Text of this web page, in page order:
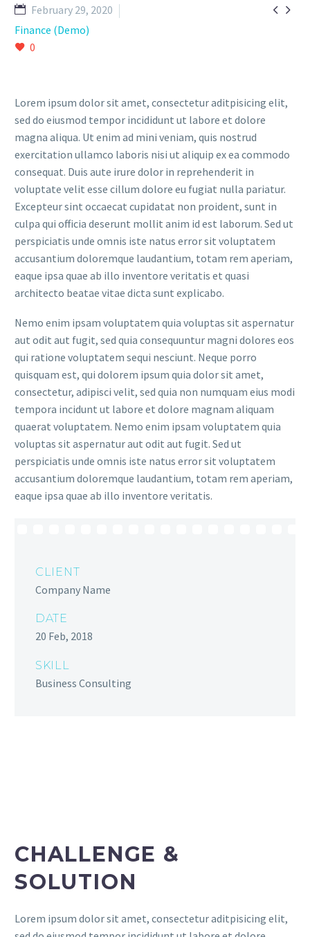
 
February 29, 2020
Finance (Demo)
0
Lorem ipsum dolor sit amet, consectetur aditpisicing elit,
sed do eiusmod tempor incididunt ut labore et dolore
magna aliqua. Ut enim ad mini veniam, quis nostrud
exercitation ullamco laboris nisi ut aliquip ex ea commodo
consequat. Duis aute irure dolor in reprehenderit in
voluptate velit esse cillum dolore eu fugiat nulla pariatur.
Excepteur sint occaecat cupidatat non proident, sunt in
culpa qui officia deserunt mollit anim id est laborum. Sed ut
perspiciatis unde omnis iste natus error sit voluptatem
accusantium doloremque laudantium, totam rem aperiam,
eaque ipsa quae ab illo inventore veritatis et quasi
architecto beatae vitae dicta sunt explicabo.
Nemo enim ipsam voluptatem quia voluptas sit aspernatur
aut odit aut fugit, sed quia consequuntur magni dolores eos
qui ratione voluptatem sequi nesciunt. Neque porro
quisquam est, qui dolorem ipsum quia dolor sit amet,
consectetur, adipisci velit, sed quia non numquam eius modi
tempora incidunt ut labore et dolore magnam aliquam
quaerat voluptatem. Nemo enim ipsam voluptatem quia
voluptas sit aspernatur aut odit aut fugit. Sed ut
perspiciatis unde omnis iste natus error sit voluptatem
accusantium doloremque laudantium, totam rem aperiam,
eaque ipsa quae ab illo inventore veritatis.
CLIENT
Company Name
DATE
20 Feb, 2018
SKILL
Business Consulting
CHALLENGE &
SOLUTION
Lorem ipsum dolor sit amet, consectetur aditpisicing elit,